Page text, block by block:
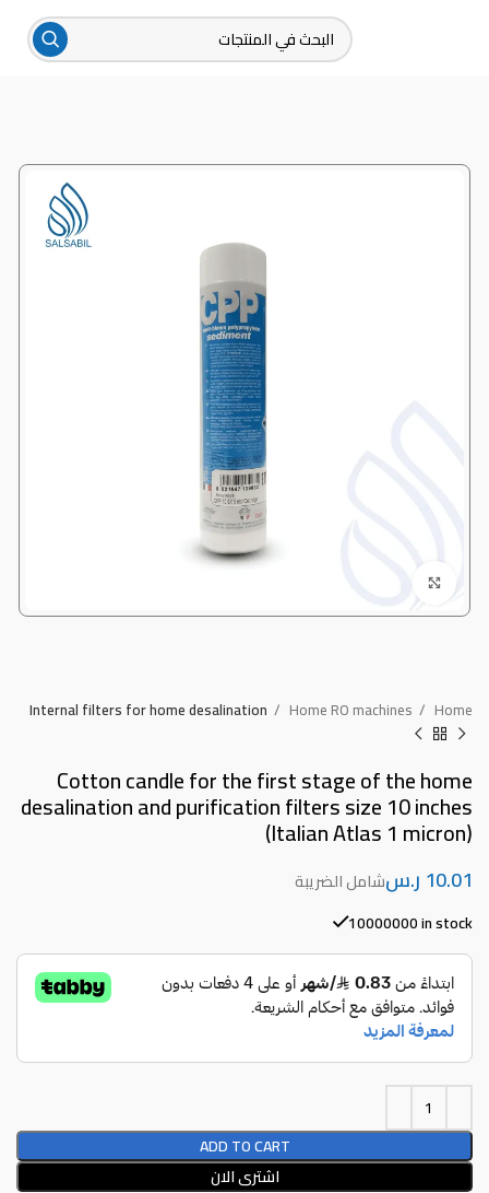
Home
Home RO machines
Internal filters for home desalination
Cotton candle for the first stage of the home
desalination and purification filters size 10 inches
(Italian Atlas 1 micron)
ر.س
10000000 in stock
ADD TO CART
اشترى الان